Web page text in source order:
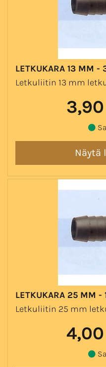
LETKUKARA 13 MM -
Letkuliitin 13 mm
LETKUKARA 25 MM -
Letkuliitin 25 mm